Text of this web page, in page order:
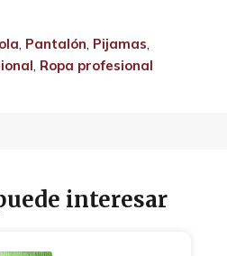
, Pantalón, Pijamas,
, Ropa profesional
interesar